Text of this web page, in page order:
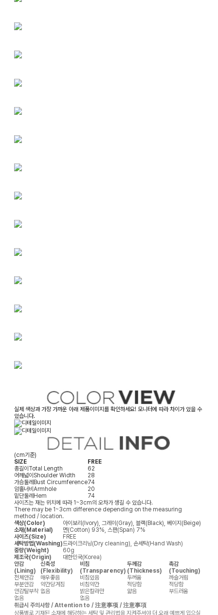
실제 색상과 가장 가까운 아래 제품이미지를 확인하세요! 모니터에 따라 차이가 있을 수
있습니다.
(cm기준)
SIZE
FREE
총길이Total Length
62
어깨넓이Shoulder Width
28
가슴둘레Bust Circumference74
암홀너비Armhole
20
밑단둘레Hem
74
사이즈는 재는 위치에 따라 1~3cm의 오차가 생길 수 있습니다.
There may be 1~3cm difference depending on the measuring
method / location.
색상(Color)
아이보리(Ivory), 그레이(Gray), 블랙(Black), 베이지(Beige)
소재(Material)
면(Cotton) 93%, 스판(Span) 7%
사이즈(Size)
FREE
세탁방법(Washing)드라이크리닝(Dry cleaning), 손세탁(Hand Wash)
중량(Weight)
60g
제조국(Origin)
대한민국(Korea)
안감
(Lining)
신축성
(Flexibility)
비침
(Transparency)
두께감
(Thickness)
촉감
(Touching)
전체안감
매우좋음 비침있음 두꺼움
까슬거림
부분안감
약간당겨짐 비침약간 적당함
적당함
안감탈부착 없음 밝은칼라만 얇음
부드러움
없음
없음
취급시 주의사항 / Attention to / 注意事项 / 注意事項
상품별로 기재된 소재에 해당하는 세탁 및 관리법을 지켜주셔야 더 오래 예쁘게 입으실